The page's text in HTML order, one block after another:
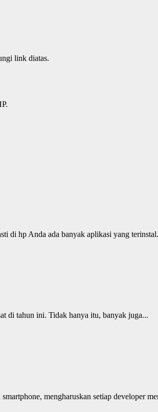
link diatas.
di hp Anda ada banyak aplikasi yang
di tahun ini. Tidak hanya itu, banyak juga...
mengharuskan setiap developer